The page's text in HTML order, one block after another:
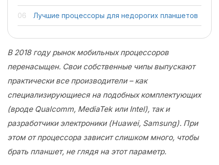
Лучшие процессоры для недорогих планшетов
В 2018 году рынок мобильных процессоров
перенасыщен. Свои собственные чипы выпускают
практически все производители – как
специализирующиеся на подобных комплектующих
(вроде Qualcomm, MediaTek или Intel), так и
разработчики электроники (Huawei, Samsung). При
этом от процессора зависит слишком много, чтобы
брать планшет, не глядя на этот параметр.